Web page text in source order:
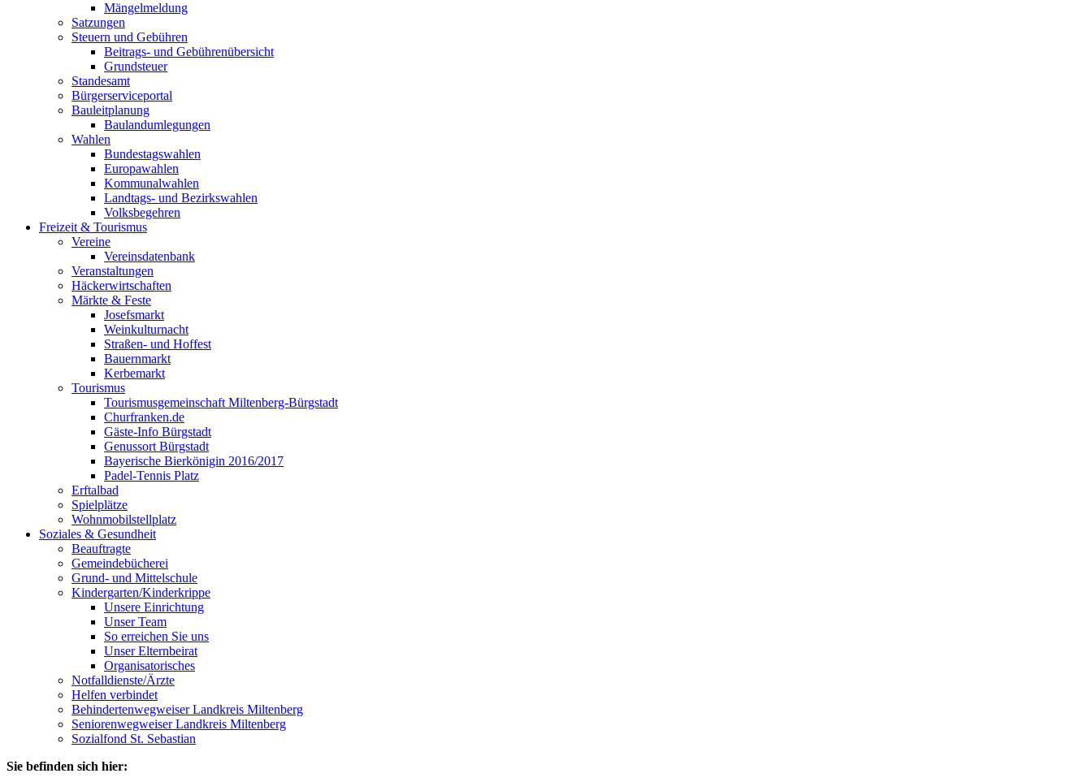
Mängelmeldung
Satzungen
Steuern und Gebühren
Beitrags- und Gebührenübersicht
Grundsteuer
Standesamt
Bürgerserviceportal
Bauleitplanung
Baulandumlegungen
Wahlen
Bundestagswahlen
Europawahlen
Kommunalwahlen
Landtags- und Bezirkswahlen
Volksbegehren
Freizeit & Tourismus
Vereine
Vereinsdatenbank
Veranstaltungen
Häckerwirtschaften
Märkte & Feste
Josefsmarkt
Weinkulturnacht
Straßen- und Hoffest
Bauernmarkt
Kerbemarkt
Tourismus
Tourismusgemeinschaft Miltenberg-Bürgstadt
Churfranken.de
Gäste-Info Bürgstadt
Genussort Bürgstadt
Bayerische Bierkönigin 2016/2017
Padel-Tennis Platz
Erftalbad
Spielplätze
Wohnmobilstellplatz
Soziales & Gesundheit
Beauftragte
Gemeindebücherei
Grund- und Mittelschule
Kindergarten/Kinderkrippe
Unsere Einrichtung
Unser Team
So erreichen Sie uns
Unser Elternbeirat
Organisatorisches
Notfalldienste/Ärzte
Helfen verbindet
Behindertenwegweiser Landkreis Miltenberg
Seniorenwegweiser Landkreis Miltenberg
Sozialfond St. Sebastian
Sie befinden sich hier: